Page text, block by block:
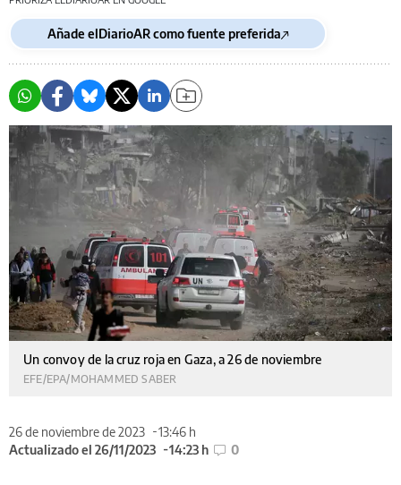
Añade elDiarioAR como fuente preferida
Un convoy de la cruz roja en Gaza, a 26 de noviembre
EFE/EPA/MOHAMMED SABER
26 de noviembre de 2023
13:46 h
Actualizado el 26/11/2023
14:23 h 0